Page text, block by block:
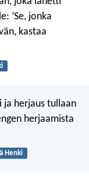
’Se, jonka
kastaa
ja herjaus tullaan
herjaamista
Henki